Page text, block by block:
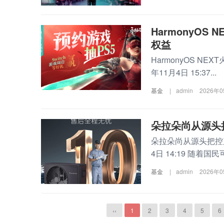
HarmonyOS
权益
HarmonyOS NEXT
年11月4日 15:37...
基金 | admin 2026年
朵拉朵尚从源
朵拉朵尚从源头把
4日 14:19 随着国民
基金 | admin 2026年
‹‹ 1 2 3 4 5 6